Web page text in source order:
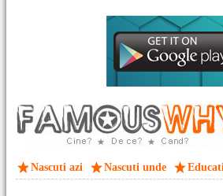
Nascuti azi Nascuti unde